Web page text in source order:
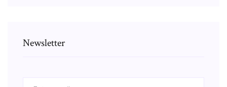
Newsletter